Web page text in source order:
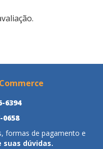
6394
formas de pagamento e
suas dúvidas.